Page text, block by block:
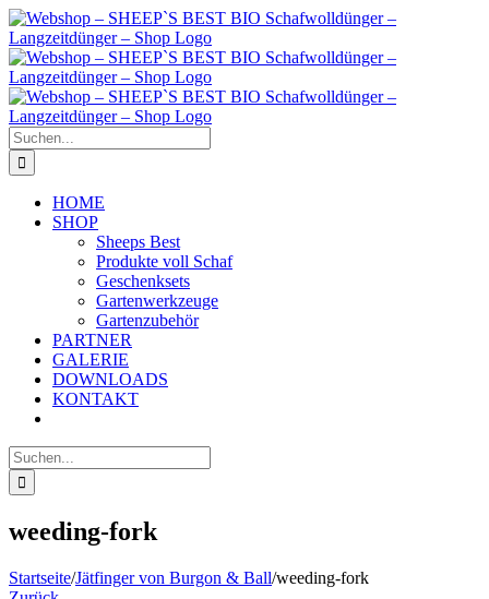
Zum
Inhalt
springen
Suche
nach:
HOME
SHOP
Sheeps Best
Produkte voll Schaf
Geschenksets
Gartenwerkzeuge
Gartenzubehör
PARTNER
GALERIE
DOWNLOADS
KONTAKT
Suche
nach:
weeding-fork
Startseite/Jätfinger von Burgon & Ball/weeding-fork